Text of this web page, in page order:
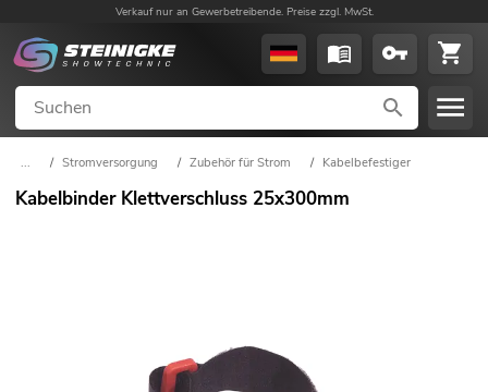
Verkauf nur an Gewerbetreibende. Preise zzgl. MwSt.
... / Stromversorgung / Zubehör für Strom / Kabelbefestiger
Kabelbinder Klettverschluss 25x300mm